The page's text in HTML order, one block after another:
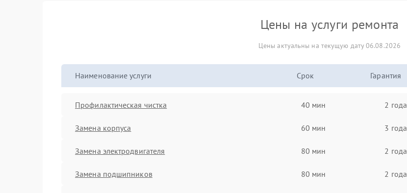
Цены на услуги ремонта
Цены актуальны на текущую дату 06.08.2026
Наименование услуги Срок Гарантия
Профилактическая чистка 40 мин 2 года
Замена корпуса 60 мин 3 года
Замена электродвигателя 80 мин 2 года
Замена подшипников 80 мин 2 года